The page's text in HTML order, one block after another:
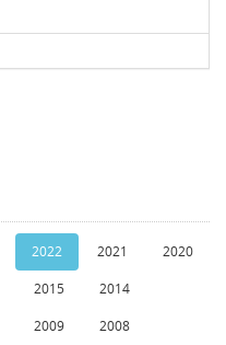
2022 2021 2020
2015 2014
2009 2008